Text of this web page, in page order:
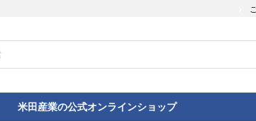
米田産業の公式オンラインショップ